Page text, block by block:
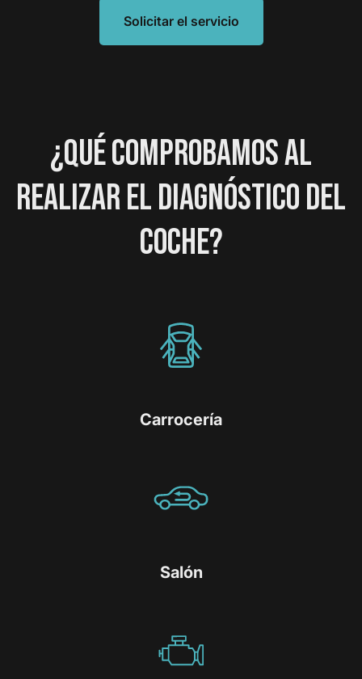
Solicitar el servicio
¿QUÉ COMPROBAMOS AL
REALIZAR EL DIAGNÓSTICO DEL
COCHE?
Carrocería
Salón